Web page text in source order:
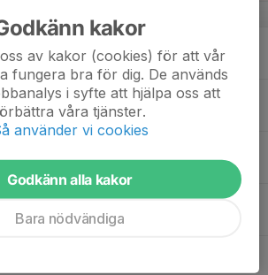
kakor
av kakor (cookies) för att vår
fungera bra för dig. De används
i syfte att hjälpa oss att
våra tjänster.
använder vi cookies
Godkänn alla kakor
Bara nödvändiga